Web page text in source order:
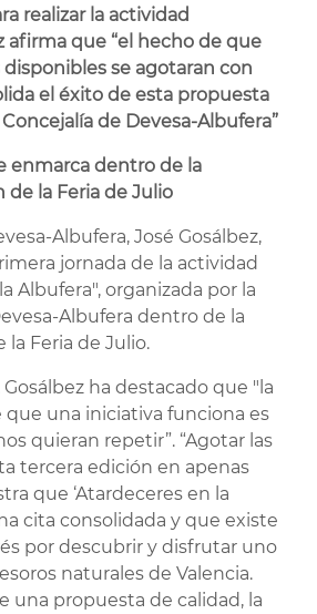
realizar la actividad
afirma que “el hecho de que
disponibles se agotaran con
el éxito de esta propuesta
de Devesa-Albufera”
enmarca dentro de la
de la Feria de Julio
Albufera, José Gosálbez,
jornada de la actividad
Albufera", organizada por la
Albufera dentro de la
Feria de Julio.
ha destacado que "la
una iniciativa funciona es
quieran repetir”. “Agotar las
tercera edición en apenas
que ‘Atardeceres en la
cita consolidada y que existe
por descubrir y disfrutar uno
naturales de Valencia.
una propuesta de calidad, la